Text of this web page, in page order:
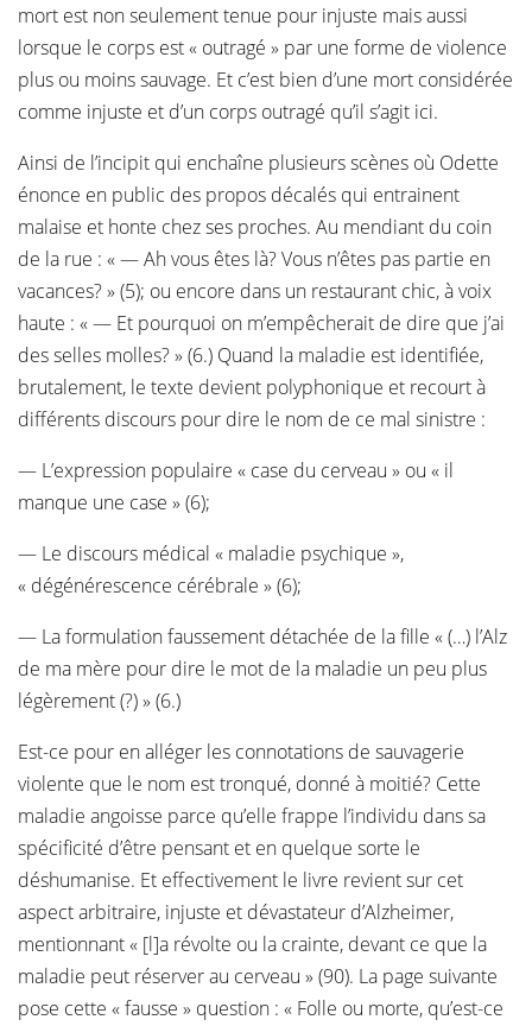
mort est non seulement tenue pour injuste mais aussi
lorsque le corps est « outragé » par une forme de violence
plus ou moins sauvage. Et c’est bien d’une mort considérée
comme injuste et d’un corps outragé qu’il s’agit ici.
Ainsi de l’incipit qui enchaîne plusieurs scènes où Odette
énonce en public des propos décalés qui entrainent
malaise et honte chez ses proches. Au mendiant du coin
de la rue : « — Ah vous êtes là? Vous n’êtes pas partie en
vacances? » (5); ou encore dans un restaurant chic, à voix
haute : « — Et pourquoi on m’empêcherait de dire que j’ai
des selles molles? » (6.) Quand la maladie est identifiée,
brutalement, le texte devient polyphonique et recourt à
différents discours pour dire le nom de ce mal sinistre :
— L’expression populaire « case du cerveau » ou « il
manque une case » (6);
— Le discours médical « maladie psychique »,
« dégénérescence cérébrale » (6);
— La formulation faussement détachée de la fille « (…) l’Alz
de ma mère pour dire le mot de la maladie un peu plus
légèrement (?) » (6.)
Est-ce pour en alléger les connotations de sauvagerie
violente que le nom est tronqué, donné à moitié? Cette
maladie angoisse parce qu’elle frappe l’individu dans sa
spécificité d’être pensant et en quelque sorte le
déshumanise. Et effectivement le livre revient sur cet
aspect arbitraire, injuste et dévastateur d’Alzheimer,
mentionnant « [l]a révolte ou la crainte, devant ce que la
maladie peut réserver au cerveau » (90). La page suivante
pose cette « fausse » question : « Folle ou morte, qu’est-ce